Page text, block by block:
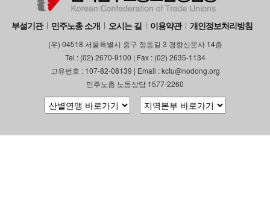
부설기관 민주노총 소개 오시는 길 이용약관 개인정보처리방침
(우) 04518 서울특별시 중구 정동길 3 경향신문사 14층
Tel : (02) 2670-9100 | Fax : (02) 2635-1134
고유번호 : 107-82-08139 | Email : kctu@nodong.org
민주노총 노동상담 1577-2260